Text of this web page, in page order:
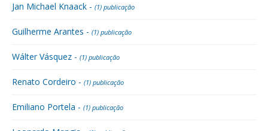
Jan Michael Knaack - (1) publicação
Guilherme Arantes - (1) publicação
Wálter Vásquez - (1) publicação
Renato Cordeiro - (1) publicação
Emiliano Portela - (1) publicação